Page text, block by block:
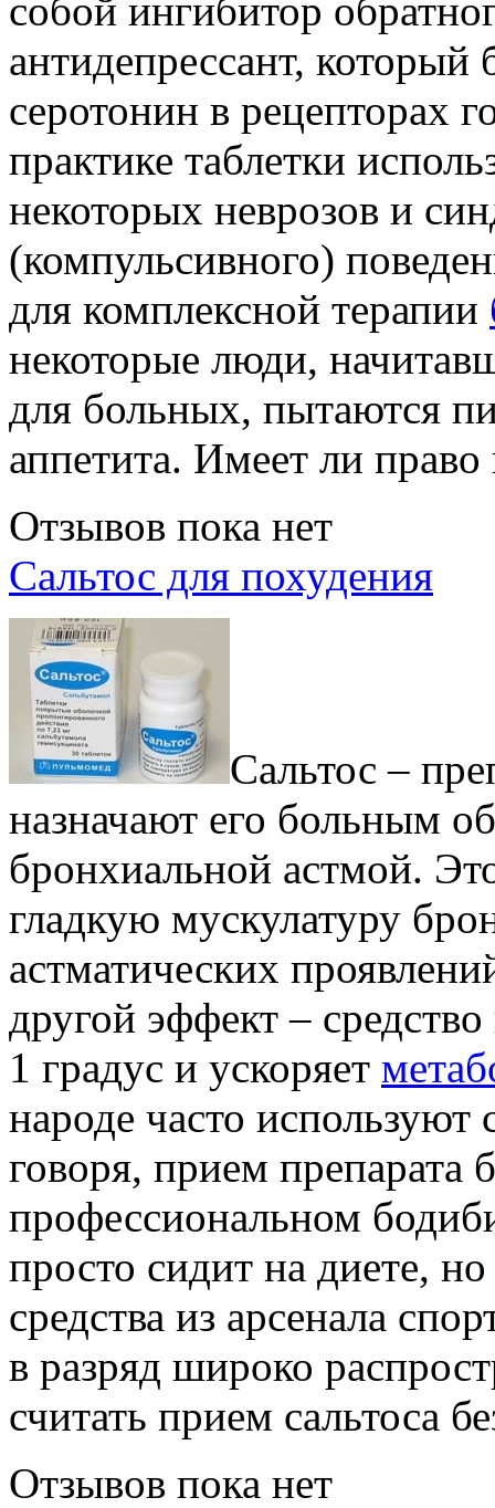
собой ингибитор
антидепрессант, который
серотонин в рецепторах
практике таблетки
некоторых неврозов и
(компульсивного)
для комплексной терапии
некоторые люди,
для больных, пытаются
аппетита. Имеет ли
Отзывов пока нет
Сальтос для похудения
Сальтос –
назначают его больным
бронхиальной астмой.
гладкую мускулатуру
астматических
другой эффект –
1 градус и ускоряет
народе часто используют
говоря, прием препарата
профессиональном
просто сидит на диете,
средства из арсенала
в разряд широко
считать прием сальтоса
Отзывов пока нет